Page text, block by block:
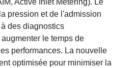
Active Inlet Metering). Le
pression et de l'admission
des diagnostics
le temps de
performances. La nouvelle
optimisée pour minimiser la